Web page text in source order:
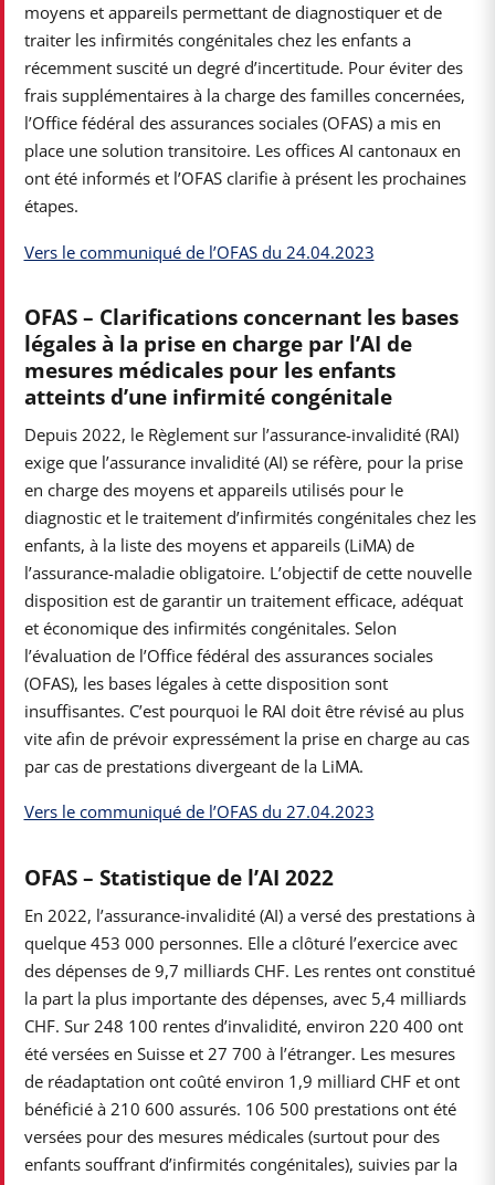
moyens et appareils permettant de diagnostiquer et de
traiter les infirmités congénitales chez les enfants a
récemment suscité un degré d’incertitude. Pour éviter des
frais supplémentaires à la charge des familles concernées,
l’Office fédéral des assurances sociales (OFAS) a mis en
place une solution transitoire. Les offices AI cantonaux en
ont été informés et l’OFAS clarifie à présent les prochaines
étapes.
Vers le communiqué de l’OFAS du 24.04.2023
OFAS – Clarifications concernant les bases
légales à la prise en charge par l’AI de
mesures médicales pour les enfants
atteints d’une infirmité congénitale
Depuis 2022, le Règlement sur l’assurance-invalidité (RAI)
exige que l’assurance invalidité (AI) se réfère, pour la prise
en charge des moyens et appareils utilisés pour le
diagnostic et le traitement d’infirmités congénitales chez les
enfants, à la liste des moyens et appareils (LiMA) de
l’assurance-maladie obligatoire. L’objectif de cette nouvelle
disposition est de garantir un traitement efficace, adéquat
et économique des infirmités congénitales. Selon
l’évaluation de l’Office fédéral des assurances sociales
(OFAS), les bases légales à cette disposition sont
insuffisantes. C’est pourquoi le RAI doit être révisé au plus
vite afin de prévoir expressément la prise en charge au cas
par cas de prestations divergeant de la LiMA.
Vers le communiqué de l’OFAS du 27.04.2023
OFAS – Statistique de l’AI 2022
En 2022, l’assurance-invalidité (AI) a versé des prestations à
quelque 453 000 personnes. Elle a clôturé l’exercice avec
des dépenses de 9,7 milliards CHF. Les rentes ont constitué
la part la plus importante des dépenses, avec 5,4 milliards
CHF. Sur 248 100 rentes d’invalidité, environ 220 400 ont
été versées en Suisse et 27 700 à l’étranger. Les mesures
de réadaptation ont coûté environ 1,9 milliard CHF et ont
bénéficié à 210 600 assurés. 106 500 prestations ont été
versées pour des mesures médicales (surtout pour des
enfants souffrant d’infirmités congénitales), suivies par la